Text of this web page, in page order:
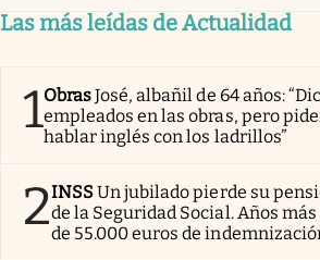
Las más leídas de Actualidad
1ObrasJosé, albañil de 64 años:
empleados en las obras, pero
hablar inglés con los ladrillos”
2INSSUn jubilado pierde su
de la Seguridad Social. Años
de 55.000 euros de